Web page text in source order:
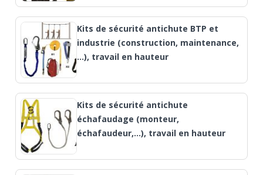
Kits de sécurité antichute BTP et
industrie (construction, maintenance,
…), travail en hauteur
Kits de sécurité antichute
échafaudage (monteur,
échafaudeur,...), travail en hauteur